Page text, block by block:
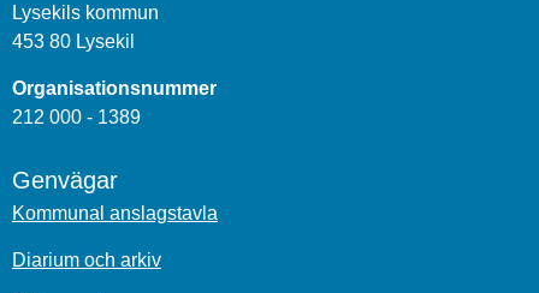
Lysekils kommun
453 80 Lysekil
Organisationsnummer
212 000 - 1389
Genvägar
Kommunal anslagstavla
Diarium och arkiv